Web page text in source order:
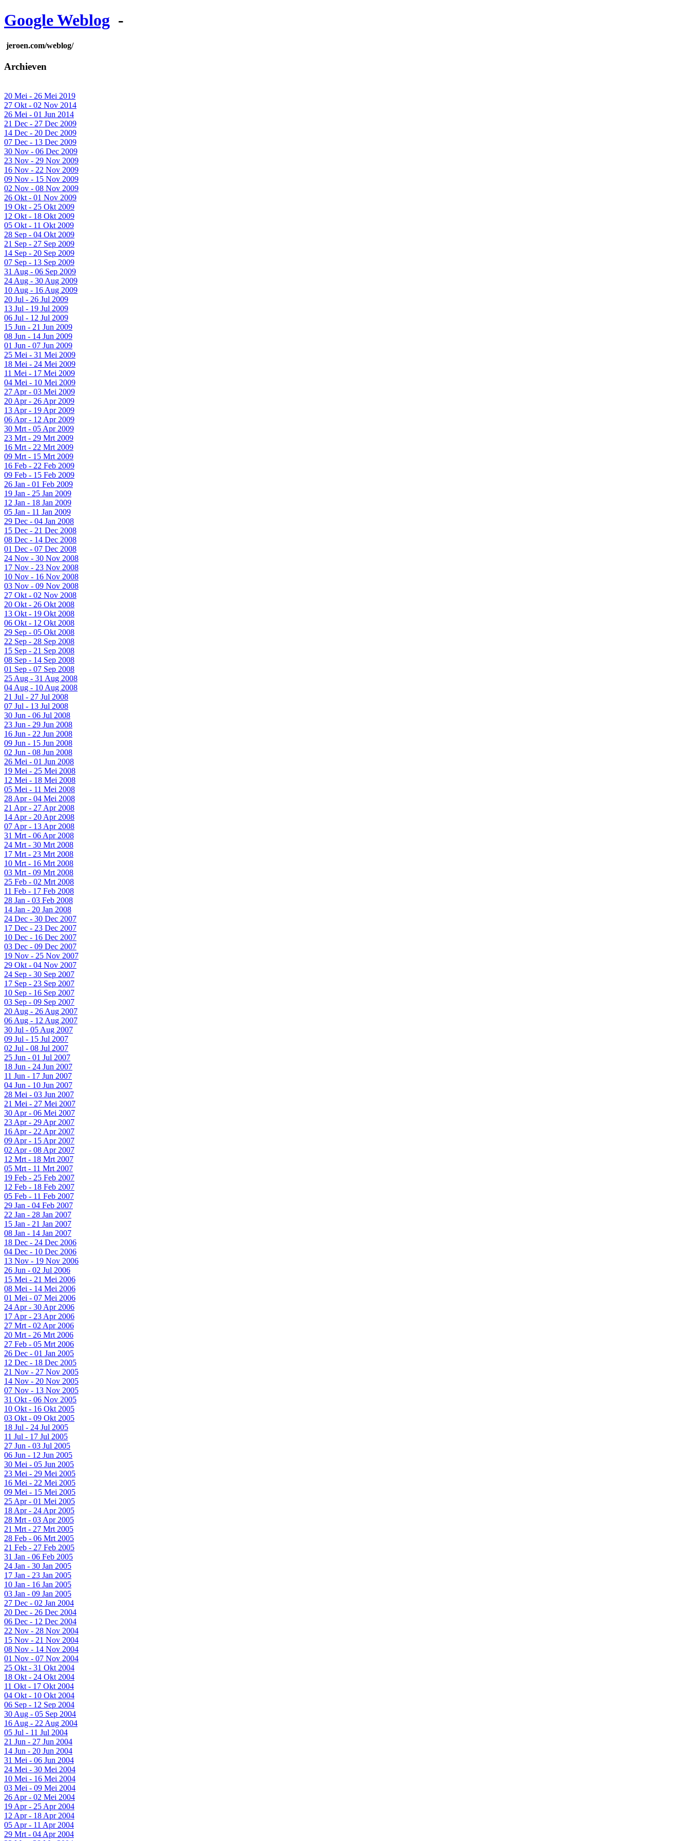
Google Weblog -
jeroen.com/weblog/
Archieven
20 Mei - 26 Mei 2019
27 Okt - 02 Nov 2014
26 Mei - 01 Jun 2014
21 Dec - 27 Dec 2009
14 Dec - 20 Dec 2009
07 Dec - 13 Dec 2009
30 Nov - 06 Dec 2009
23 Nov - 29 Nov 2009
16 Nov - 22 Nov 2009
09 Nov - 15 Nov 2009
02 Nov - 08 Nov 2009
26 Okt - 01 Nov 2009
19 Okt - 25 Okt 2009
12 Okt - 18 Okt 2009
05 Okt - 11 Okt 2009
28 Sep - 04 Okt 2009
21 Sep - 27 Sep 2009
14 Sep - 20 Sep 2009
07 Sep - 13 Sep 2009
31 Aug - 06 Sep 2009
24 Aug - 30 Aug 2009
10 Aug - 16 Aug 2009
20 Jul - 26 Jul 2009
13 Jul - 19 Jul 2009
06 Jul - 12 Jul 2009
15 Jun - 21 Jun 2009
08 Jun - 14 Jun 2009
01 Jun - 07 Jun 2009
25 Mei - 31 Mei 2009
18 Mei - 24 Mei 2009
11 Mei - 17 Mei 2009
04 Mei - 10 Mei 2009
27 Apr - 03 Mei 2009
20 Apr - 26 Apr 2009
13 Apr - 19 Apr 2009
06 Apr - 12 Apr 2009
30 Mrt - 05 Apr 2009
23 Mrt - 29 Mrt 2009
16 Mrt - 22 Mrt 2009
09 Mrt - 15 Mrt 2009
16 Feb - 22 Feb 2009
09 Feb - 15 Feb 2009
26 Jan - 01 Feb 2009
19 Jan - 25 Jan 2009
12 Jan - 18 Jan 2009
05 Jan - 11 Jan 2009
29 Dec - 04 Jan 2008
15 Dec - 21 Dec 2008
08 Dec - 14 Dec 2008
01 Dec - 07 Dec 2008
24 Nov - 30 Nov 2008
17 Nov - 23 Nov 2008
10 Nov - 16 Nov 2008
03 Nov - 09 Nov 2008
27 Okt - 02 Nov 2008
20 Okt - 26 Okt 2008
13 Okt - 19 Okt 2008
06 Okt - 12 Okt 2008
29 Sep - 05 Okt 2008
22 Sep - 28 Sep 2008
15 Sep - 21 Sep 2008
08 Sep - 14 Sep 2008
01 Sep - 07 Sep 2008
25 Aug - 31 Aug 2008
04 Aug - 10 Aug 2008
21 Jul - 27 Jul 2008
07 Jul - 13 Jul 2008
30 Jun - 06 Jul 2008
23 Jun - 29 Jun 2008
16 Jun - 22 Jun 2008
09 Jun - 15 Jun 2008
02 Jun - 08 Jun 2008
26 Mei - 01 Jun 2008
19 Mei - 25 Mei 2008
12 Mei - 18 Mei 2008
05 Mei - 11 Mei 2008
28 Apr - 04 Mei 2008
21 Apr - 27 Apr 2008
14 Apr - 20 Apr 2008
07 Apr - 13 Apr 2008
31 Mrt - 06 Apr 2008
24 Mrt - 30 Mrt 2008
17 Mrt - 23 Mrt 2008
10 Mrt - 16 Mrt 2008
03 Mrt - 09 Mrt 2008
25 Feb - 02 Mrt 2008
11 Feb - 17 Feb 2008
28 Jan - 03 Feb 2008
14 Jan - 20 Jan 2008
24 Dec - 30 Dec 2007
17 Dec - 23 Dec 2007
10 Dec - 16 Dec 2007
03 Dec - 09 Dec 2007
19 Nov - 25 Nov 2007
29 Okt - 04 Nov 2007
24 Sep - 30 Sep 2007
17 Sep - 23 Sep 2007
10 Sep - 16 Sep 2007
03 Sep - 09 Sep 2007
20 Aug - 26 Aug 2007
06 Aug - 12 Aug 2007
30 Jul - 05 Aug 2007
09 Jul - 15 Jul 2007
02 Jul - 08 Jul 2007
25 Jun - 01 Jul 2007
18 Jun - 24 Jun 2007
11 Jun - 17 Jun 2007
04 Jun - 10 Jun 2007
28 Mei - 03 Jun 2007
21 Mei - 27 Mei 2007
30 Apr - 06 Mei 2007
23 Apr - 29 Apr 2007
16 Apr - 22 Apr 2007
09 Apr - 15 Apr 2007
02 Apr - 08 Apr 2007
12 Mrt - 18 Mrt 2007
05 Mrt - 11 Mrt 2007
19 Feb - 25 Feb 2007
12 Feb - 18 Feb 2007
05 Feb - 11 Feb 2007
29 Jan - 04 Feb 2007
22 Jan - 28 Jan 2007
15 Jan - 21 Jan 2007
08 Jan - 14 Jan 2007
18 Dec - 24 Dec 2006
04 Dec - 10 Dec 2006
13 Nov - 19 Nov 2006
26 Jun - 02 Jul 2006
15 Mei - 21 Mei 2006
08 Mei - 14 Mei 2006
01 Mei - 07 Mei 2006
24 Apr - 30 Apr 2006
17 Apr - 23 Apr 2006
27 Mrt - 02 Apr 2006
20 Mrt - 26 Mrt 2006
27 Feb - 05 Mrt 2006
26 Dec - 01 Jan 2005
12 Dec - 18 Dec 2005
21 Nov - 27 Nov 2005
14 Nov - 20 Nov 2005
07 Nov - 13 Nov 2005
31 Okt - 06 Nov 2005
10 Okt - 16 Okt 2005
03 Okt - 09 Okt 2005
18 Jul - 24 Jul 2005
11 Jul - 17 Jul 2005
27 Jun - 03 Jul 2005
06 Jun - 12 Jun 2005
30 Mei - 05 Jun 2005
23 Mei - 29 Mei 2005
16 Mei - 22 Mei 2005
09 Mei - 15 Mei 2005
25 Apr - 01 Mei 2005
18 Apr - 24 Apr 2005
28 Mrt - 03 Apr 2005
21 Mrt - 27 Mrt 2005
28 Feb - 06 Mrt 2005
21 Feb - 27 Feb 2005
31 Jan - 06 Feb 2005
24 Jan - 30 Jan 2005
17 Jan - 23 Jan 2005
10 Jan - 16 Jan 2005
03 Jan - 09 Jan 2005
27 Dec - 02 Jan 2004
20 Dec - 26 Dec 2004
06 Dec - 12 Dec 2004
22 Nov - 28 Nov 2004
15 Nov - 21 Nov 2004
08 Nov - 14 Nov 2004
01 Nov - 07 Nov 2004
25 Okt - 31 Okt 2004
18 Okt - 24 Okt 2004
11 Okt - 17 Okt 2004
04 Okt - 10 Okt 2004
06 Sep - 12 Sep 2004
30 Aug - 05 Sep 2004
16 Aug - 22 Aug 2004
05 Jul - 11 Jul 2004
21 Jun - 27 Jun 2004
14 Jun - 20 Jun 2004
31 Mei - 06 Jun 2004
24 Mei - 30 Mei 2004
10 Mei - 16 Mei 2004
03 Mei - 09 Mei 2004
26 Apr - 02 Mei 2004
19 Apr - 25 Apr 2004
12 Apr - 18 Apr 2004
05 Apr - 11 Apr 2004
29 Mrt - 04 Apr 2004